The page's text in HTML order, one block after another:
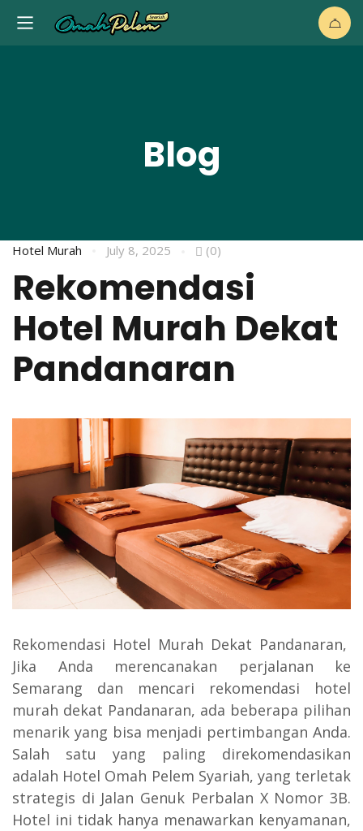
Blog
Hotel Murah July 8, 2025 (0)
Rekomendasi
Hotel Murah Dekat
Pandanaran
Rekomendasi Hotel Murah Dekat Pandanaran,
Jika Anda merencanakan perjalanan ke
Semarang dan mencari rekomendasi hotel
murah dekat Pandanaran, ada beberapa pilihan
menarik yang bisa menjadi pertimbangan Anda.
Salah satu yang paling direkomendasikan
adalah Hotel Omah Pelem Syariah, yang terletak
strategis di Jalan Genuk Perbalan X Nomor 3B.
Hotel ini tidak hanya menawarkan kenyamanan,